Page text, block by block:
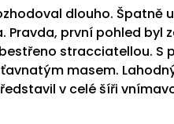
dlouho. Špatně
první pohled byl
stracciatellou. S
masem.
v celé šíři